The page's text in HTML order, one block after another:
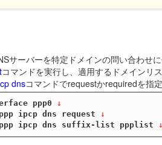
サーバーを特定ドメインの問い合わせ
コマンドを実行し、適用するドメインリ
dnsコマンドでrequestかrequiredを指
ppp0 ↓
ppp ipcp dns request ↓
ppp ipcp dns suffix-list ppplist